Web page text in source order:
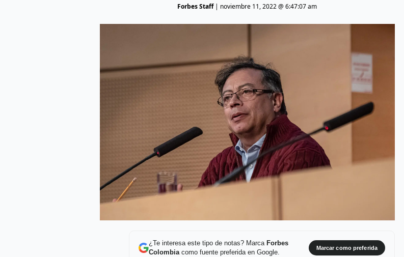
Forbes Staff| noviembre 11, 2022 @ 6:47:07 am
¿Te interesa este tipo de notas? Marca Forbes
Colombiacomo fuente preferida en Google.
Marcar como preferida